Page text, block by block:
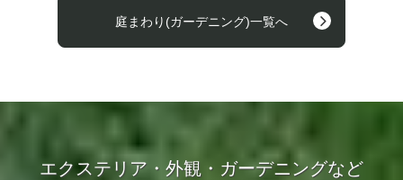
庭まわり(ガーデニング)一覧へ
エクステリア・外観・ガーデニングなど